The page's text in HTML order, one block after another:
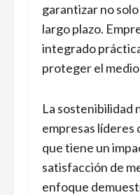
garantizar no
largo plazo.
integrado
proteger el
La sostenibilidad
empresas líderes
que tiene un
satisfacción de
enfoque